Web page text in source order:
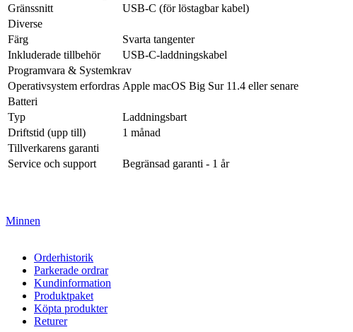
Gränssnitt
USB-C (för löstagbar kabel)
Diverse
Färg
Svarta tangenter
Inkluderade tillbehör
USB-C-laddningskabel
Programvara & Systemkrav
Operativsystem erfordras Apple macOS Big Sur 11.4 eller senare
Batteri
Typ
Laddningsbart
Driftstid (upp till)
1 månad
Tillverkarens garanti
Service och support
Begränsad garanti - 1 år
Minnen
Orderhistorik
Parkerade ordrar
Kundinformation
Produktpaket
Köpta produkter
Returer